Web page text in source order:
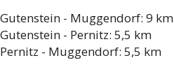
Gutenstein - Muggendorf: 9 km
Gutenstein - Pernitz: 5,5 km
Pernitz - Muggendorf: 5,5 km